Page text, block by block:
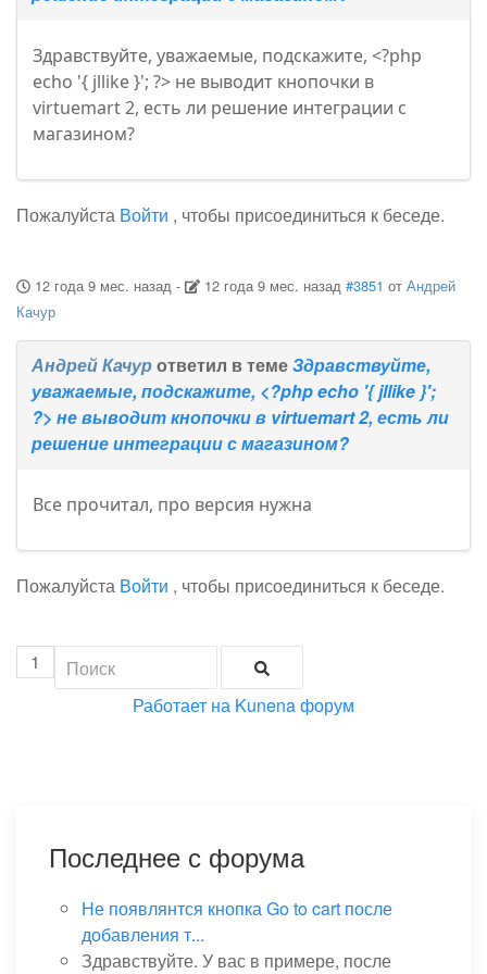
Здравствуйте, уважаемые, подскажите, <?php
echo '{ jllike }'; ?> не выводит кнопочки в
virtuemart 2, есть ли решение интеграции с
магазином?
Пожалуйста Войти , чтобы присоединиться к беседе.
12 года 9 мес. назад- 12 года 9 мес. назад #3851 отАндрей
Качур
Андрей Качурответил в темеЗдравствуйте,
уважаемые, подскажите, <?php echo '{ jllike }';
?> не выводит кнопочки в virtuemart 2, есть ли
решение интеграции с магазином?
Все прочитал, про версия нужна
Пожалуйста Войти , чтобы присоединиться к беседе.
1
Работает на Kunena форум
Последнее с форума
Не появлянтся кнопка Go to cart после
добавления т...
Здравствуйте. У вас в примере, после